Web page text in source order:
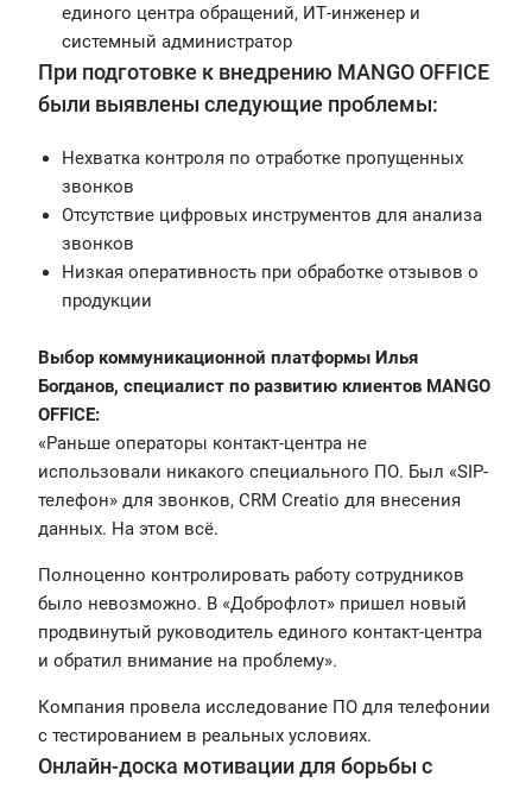
единого центра обращений, ИТ-инженер и
системный администратор
При подготовке к внедрению MANGO OFFICE
были выявлены следующие проблемы:
Нехватка контроля по отработке пропущенных
звонков
Отсутствие цифровых инструментов для анализа
звонков
Низкая оперативность при обработке отзывов о
продукции
Выбор коммуникационной платформы Илья
Богданов, специалист по развитию клиентов MANGO
OFFICE:
«Раньше операторы контакт-центра не
использовали никакого специального ПО. Был «SIP-
телефон» для звонков, CRM Creatio для внесения
данных. На этом всё.
Полноценно контролировать работу сотрудников
было невозможно. В «Доброфлот» пришел новый
продвинутый руководитель единого контакт-центра
и обратил внимание на проблему».
Компания провела исследование ПО для телефонии
с тестированием в реальных условиях.
Онлайн-доска мотивации для борьбы с